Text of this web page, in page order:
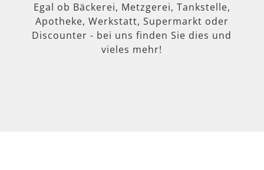
Egal ob Bäckerei, Metzgerei, Tankstelle,
Apotheke, Werkstatt, Supermarkt oder
Discounter - bei uns finden Sie dies und
vieles mehr!